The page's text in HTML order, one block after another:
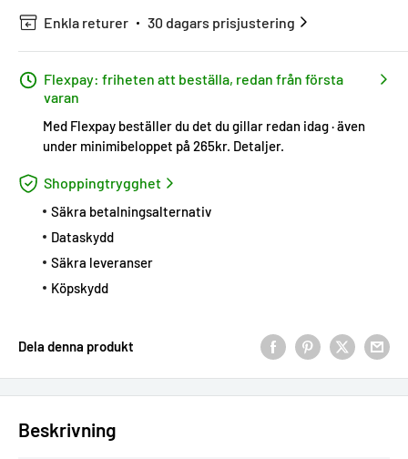
Enkla returer 30 dagars prisjustering
Flexpay: friheten att beställa, redan från första
varan
Med Flexpay beställer du det du gillar redan idag · även
under minimibeloppet på 265kr. Detaljer.
Shoppingtrygghet
Säkra betalningsalternativ
Dataskydd
Säkra leveranser
Köpskydd
Dela denna produkt
Beskrivning